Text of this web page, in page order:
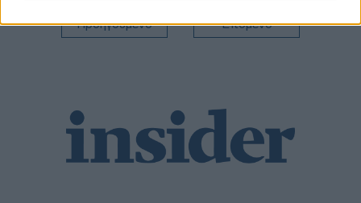
related to security, including authentication
Προηγούμενο Επόμενο